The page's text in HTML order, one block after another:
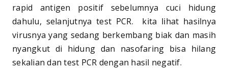
rapid antigen positif sebelumnya cuci hidung
dahulu, selanjutnya test PCR. kita lihat hasilnya
virusnya yang sedang berkembang biak dan masih
nyangkut di hidung dan nasofaring bisa hilang
sekalian dan test PCR dengan hasil negatif.